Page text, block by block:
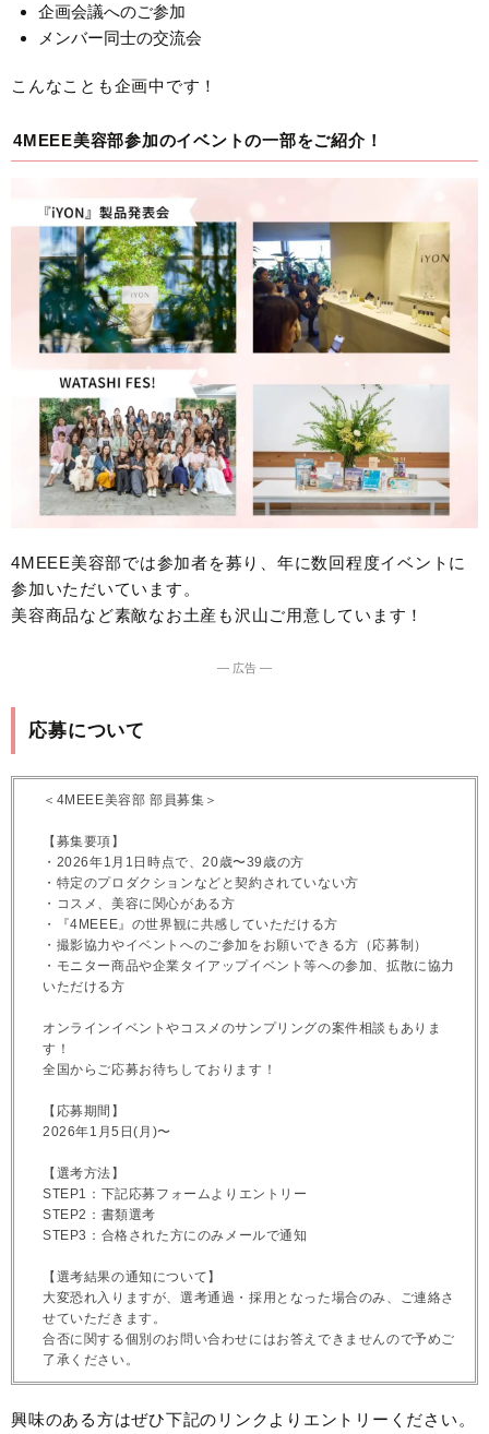
企画会議へのご参加
メンバー同士の交流会
こんなことも企画中です！
4MEEE美容部参加のイベントの一部をご紹介！
4MEEE美容部では参加者を募り、年に数回程度イベントに
参加いただいています。
美容商品など素敵なお土産も沢山ご用意しています！
― 広告 ―
応募について
＜4MEEE美容部 部員募集＞
【募集要項】
・2026年1月1日時点で、20歳〜39歳の方
・特定のプロダクションなどと契約されていない方
・コスメ、美容に関心がある方
・『4MEEE』の世界観に共感していただける方
・撮影協力やイベントへのご参加をお願いできる方（応募制）
・モニター商品や企業タイアップイベント等への参加、拡散に協力
いただける方
オンラインイベントやコスメのサンプリングの案件相談もありま
す！
全国からご応募お待ちしております！
【応募期間】
2026年1月5日(月)〜
【選考方法】
STEP1：下記応募フォームよりエントリー
STEP2：書類選考
STEP3：合格された方にのみメールで通知
【選考結果の通知について】
大変恐れ入りますが、選考通過・採用となった場合のみ、ご連絡さ
せていただきます。
合否に関する個別のお問い合わせにはお答えできませんので予めご
了承ください。
興味のある方はぜひ下記のリンクよりエントリーください。